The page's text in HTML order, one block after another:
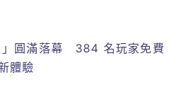
」圓滿落幕 384 名玩家免費
體驗